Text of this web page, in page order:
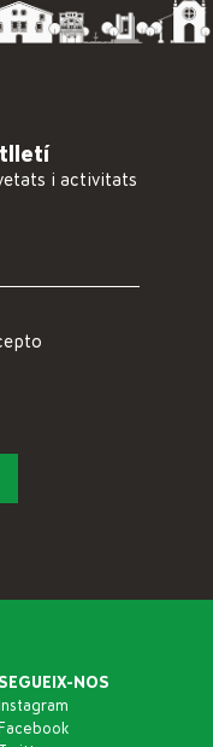
i activitats
NOS
Instagram
Facebook